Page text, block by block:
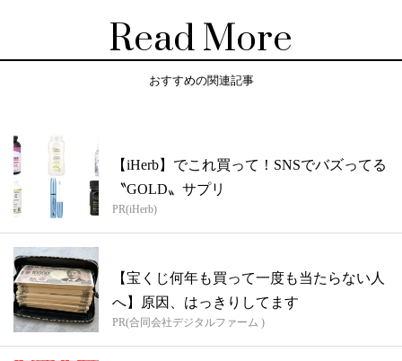
Read More
おすすめの関連記事
【iHerb】でこれ買って！SNSでバズってる
〝GOLD〟サプリ
PR(iHerb)
【宝くじ何年も買って一度も当たらない人
へ】原因、はっきりしてます
PR(合同会社デジタルファーム )